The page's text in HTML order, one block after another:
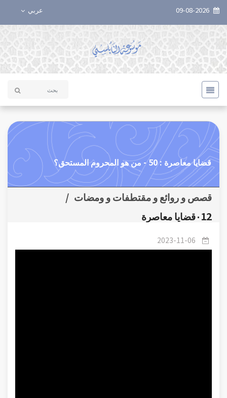
عربي
قضايا معاصرة : 50 - من هو المحروم المستحق؟
قصص و روائع و مقتطفات و ومضات /
٠12قضايا معاصرة
2023-11-06